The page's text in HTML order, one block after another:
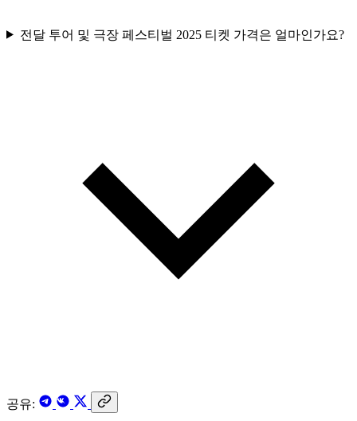
전달 투어 및 극장 페스티벌 2025 티켓 가격은 얼마인가요?
공유: